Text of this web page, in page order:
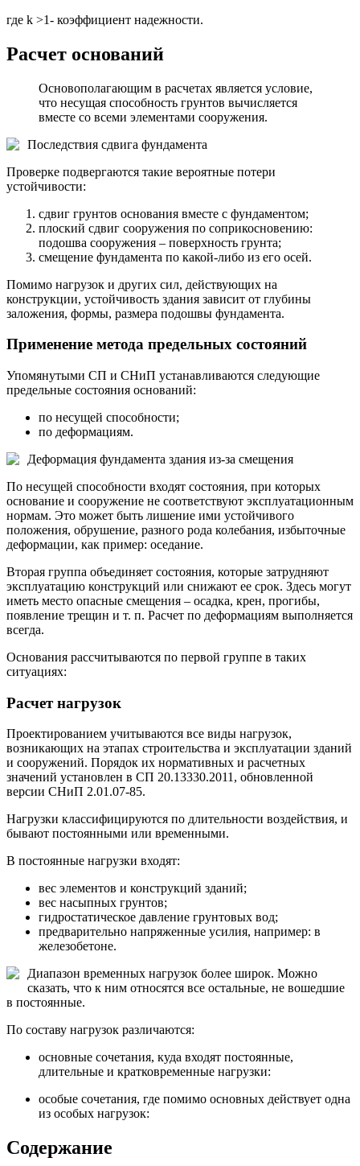
где k >1- коэффициент надежности.
Расчет оснований
Основополагающим в расчетах является условие,
что несущая способность грунтов вычисляется
вместе со всеми элементами сооружения.
Последствия сдвига фундамента
Проверке подвергаются такие вероятные потери
устойчивости:
сдвиг грунтов основания вместе с фундаментом;
плоский сдвиг сооружения по соприкосновению:
подошва сооружения – поверхность грунта;
смещение фундамента по какой-либо из его осей.
Помимо нагрузок и других сил, действующих на
конструкции, устойчивость здания зависит от глубины
заложения, формы, размера подошвы фундамента.
Применение метода предельных состояний
Упомянутыми СП и СНиП устанавливаются следующие
предельные состояния оснований:
по несущей способности;
по деформациям.
Деформация фундамента здания из-за смещения
По несущей способности входят состояния, при которых
основание и сооружение не соответствуют эксплуатационным
нормам. Это может быть лишение ими устойчивого
положения, обрушение, разного рода колебания, избыточные
деформации, как пример: оседание.
Вторая группа объединяет состояния, которые затрудняют
эксплуатацию конструкций или снижают ее срок. Здесь могут
иметь место опасные смещения – осадка, крен, прогибы,
появление трещин и т. п. Расчет по деформациям выполняется
всегда.
Основания рассчитываются по первой группе в таких
ситуациях:
Расчет нагрузок
Проектированием учитываются все виды нагрузок,
возникающих на этапах строительства и эксплуатации зданий
и сооружений. Порядок их нормативных и расчетных
значений установлен в СП 20.13330.2011, обновленной
версии СНиП 2.01.07-85.
Нагрузки классифицируются по длительности воздействия, и
бывают постоянными или временными.
В постоянные нагрузки входят:
вес элементов и конструкций зданий;
вес насыпных грунтов;
гидростатическое давление грунтовых вод;
предварительно напряженные усилия, например: в
железобетоне.
Диапазон временных нагрузок более широк. Можно
сказать, что к ним относятся все остальные, не вошедшие
в постоянные.
По составу нагрузок различаются:
основные сочетания, куда входят постоянные,
длительные и кратковременные нагрузки:
особые сочетания, где помимо основных действует одна
из особых нагрузок:
Содержание